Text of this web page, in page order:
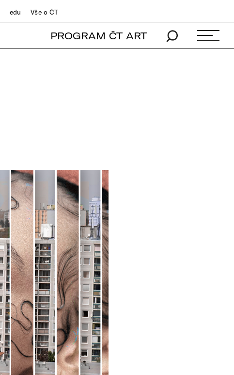
edu Vše o ČT
PROGRAM ČT ART